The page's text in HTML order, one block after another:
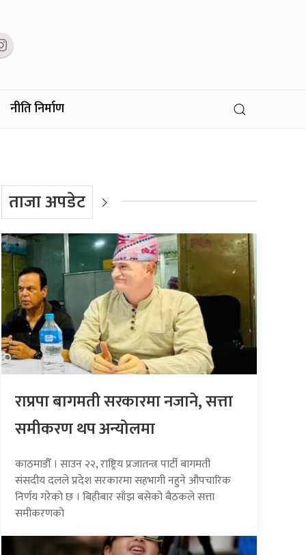
नीति निर्माण
ताजा अपडेट
राप्रपा बागमती सरकारमा नजाने, सत्ता
समीकरण थप अन्योलमा
काठमाडौँ । साउन २२, राष्ट्रिय प्रजातन्त्र पार्टी बागमती
संसदीय दलले प्रदेश सरकारमा सहभागी नहुने औपचारिक
निर्णय गरेको छ । बिहीबार साँझ बसेको बैठकले सत्ता
समीकरणको